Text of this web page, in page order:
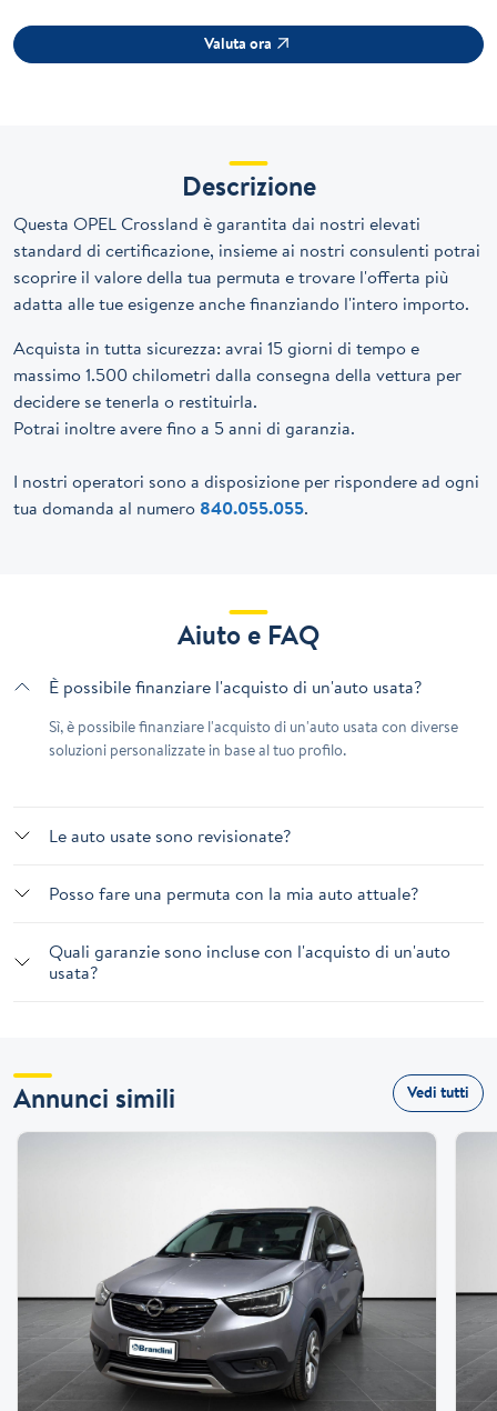
Valuta ora
Descrizione
Questa OPEL Crossland è garantita dai nostri elevati
standard di certificazione, insieme ai nostri consulenti potrai
scoprire il valore della tua permuta e trovare l'offerta più
adatta alle tue esigenze anche finanziando l'intero importo.
Acquista in tutta sicurezza: avrai 15 giorni di tempo e
massimo 1.500 chilometri dalla consegna della vettura per
decidere se tenerla o restituirla.
Potrai inoltre avere fino a 5 anni di garanzia.
I nostri operatori sono a disposizione per rispondere ad ogni
tua domanda al numero 840.055.055.
Aiuto e FAQ
È possibile finanziare l'acquisto di un'auto usata?
Sì, è possibile finanziare l'acquisto di un'auto usata con diverse
soluzioni personalizzate in base al tuo profilo.
Le auto usate sono revisionate?
Posso fare una permuta con la mia auto attuale?
Quali garanzie sono incluse con l'acquisto di un'auto
usata?
Annunci simili Vedi tutti